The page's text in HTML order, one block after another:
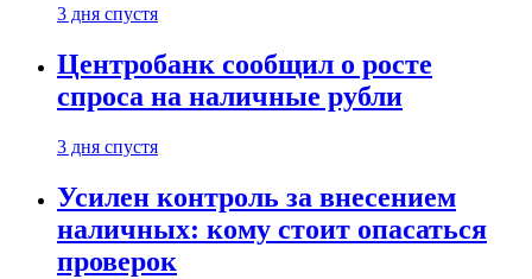
3 дня спустя
Центробанк сообщил о росте
спроса на наличные рубли
3 дня спустя
Усилен контроль за внесением
наличных: кому стоит опасаться
проверок